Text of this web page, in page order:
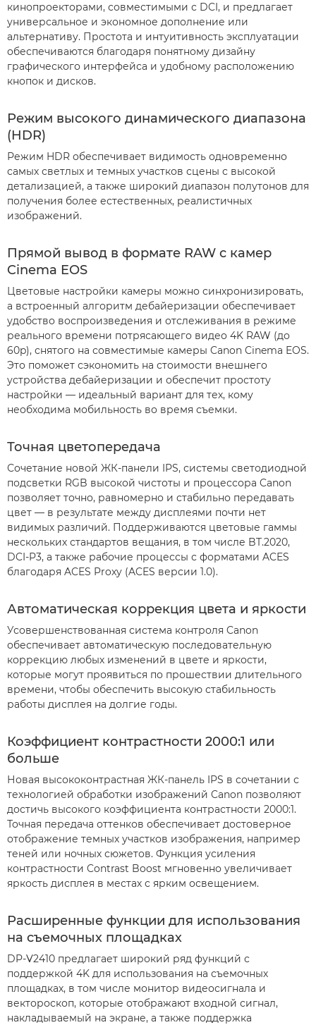
кинопроекторами, совместимыми с DCI, и предлагает
универсальное и экономное дополнение или
альтернативу. Простота и интуитивность эксплуатации
обеспечиваются благодаря понятному дизайну
графического интерфейса и удобному расположению
кнопок и дисков.
Режим высокого динамического диапазона
(HDR)
Режим HDR обеспечивает видимость одновременно
самых светлых и темных участков сцены с высокой
детализацией, а также широкий диапазон полутонов для
получения более естественных, реалистичных
изображений.
Прямой вывод в формате RAW с камер
Cinema EOS
Цветовые настройки камеры можно синхронизировать,
а встроенный алгоритм дебайеризации обеспечивает
удобство воспроизведения и отслеживания в режиме
реального времени потрясающего видео 4K RAW (до
60p), снятого на совместимые камеры Canon Cinema EOS.
Это поможет сэкономить на стоимости внешнего
устройства дебайеризации и обеспечит простоту
настройки — идеальный вариант для тех, кому
необходима мобильность во время съемки.
Точная цветопередача
Сочетание новой ЖК-панели IPS, системы светодиодной
подсветки RGB высокой чистоты и процессора Canon
позволяет точно, равномерно и стабильно передавать
цвет — в результате между дисплеями почти нет
видимых различий. Поддерживаются цветовые гаммы
нескольких стандартов вещания, в том числе BT.2020,
DCI-P3, а также рабочие процессы с форматами ACES
благодаря ACES Proxy (ACES версии 1.0).
Автоматическая коррекция цвета и яркости
Усовершенствованная система контроля Canon
обеспечивает автоматическую последовательную
коррекцию любых изменений в цвете и яркости,
которые могут проявиться по прошествии длительного
времени, чтобы обеспечить высокую стабильность
работы дисплея на долгие годы.
Коэффициент контрастности 2000:1 или
больше
Новая высококонтрастная ЖК-панель IPS в сочетании с
технологией обработки изображений Canon позволяют
достичь высокого коэффициента контрастности 2000:1.
Точная передача оттенков обеспечивает достоверное
отображение темных участков изображения, например
теней или ночных сюжетов. Функция усиления
контрастности Contrast Boost мгновенно увеличивает
яркость дисплея в местах с ярким освещением.
Расширенные функции для использования
на съемочных площадках
DP-V2410 предлагает широкий ряд функций с
поддержкой 4K для использования на съемочных
площадках, в том числе монитор видеосигнала и
вектороскоп, которые отображают входной сигнал,
накладываемый на экране, а также поддержка